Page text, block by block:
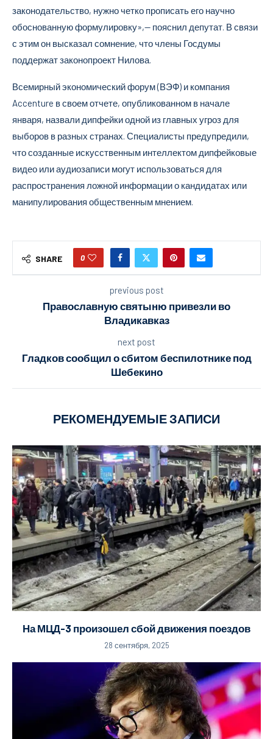
законодательство, нужно четко прописать его научно
обоснованную формулировку»,— пояснил депутат. В связи
с этим он высказал сомнение, что члены Госдумы
поддержат законопроект Нилова.
Всемирный экономический форум (ВЭФ) и компания
Accenture в своем отчете, опубликованном в начале
января, назвали дипфейки одной из главных угроз для
выборов в разных странах. Специалисты предупредили,
что созданные искусственным интеллектом дипфейковые
видео или аудиозаписи могут использоваться для
распространения ложной информации о кандидатах или
манипулирования общественным мнением.
SHARE 0
previous post
Православную святыню привезли во
Владикавказ
next post
Гладков сообщил о сбитом беспилотнике под
Шебекино
РЕКОМЕНДУЕМЫЕ ЗАПИСИ
На МЦД-3 произошел сбой движения поездов
28 сентября, 2025